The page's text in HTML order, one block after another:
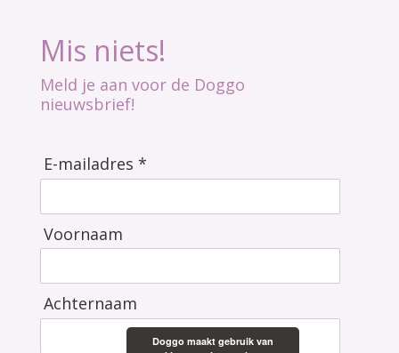
Mis niets!
Meld je aan voor de Doggo
nieuwsbrief!
E-mailadres *
Voornaam
Achternaam
Doggo maakt gebruik van